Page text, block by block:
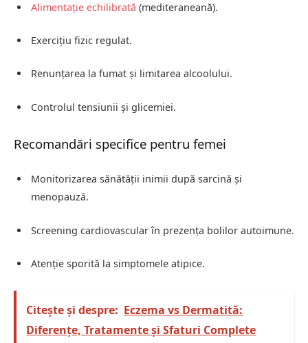
Alimentație echilibrată (mediteraneană).
Exercițiu fizic regulat.
Renunțarea la fumat și limitarea alcoolului.
Controlul tensiunii și glicemiei.
Recomandări specifice pentru femei
Monitorizarea sănătății inimii după sarcină și
menopauză.
Screening cardiovascular în prezența bolilor autoimune.
Atenție sporită la simptomele atipice.
Citește și despre: Eczema vs Dermatită:
Diferențe, Tratamente și Sfaturi Complete